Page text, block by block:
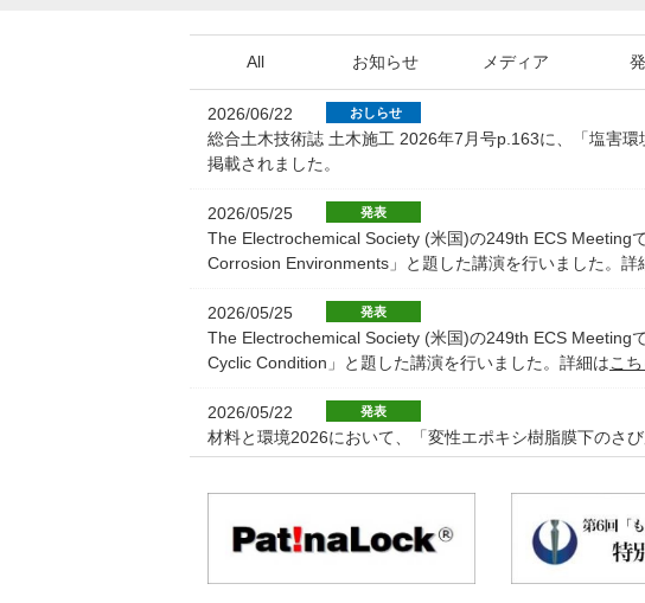
All お知らせ メディア
2026/06/22 おしらせ
総合土木技術誌 土木施工 2026年7月号p.163に、「塩害
掲載されました。
2026/05/25 発表
The Electrochemical Society (米国)の249th ECS
Corrosion Environments」と題した講演を行いました。詳
2026/05/25 発表
The Electrochemical Society (米国)の249th ECS
Cyclic Condition」と題した講演を行いました。詳細はこち
2026/05/22 発表
材料と環境2026において、「変性エポキシ樹脂膜下のさ
日本金属学会2026年春期講演(第178回)大会において「
株式会社京都マテリアルズは日本ペイント株式会社と共